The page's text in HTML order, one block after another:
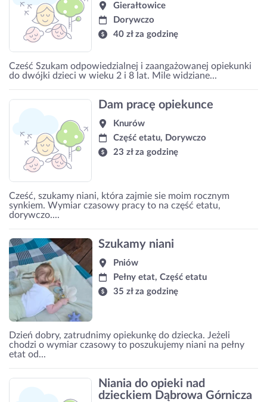
Gierałtowice
Dorywczo
40 zł za godzinę
Cześć Szukam odpowiedzialnej i zaangażowanej opiekunki
do dwójki dzieci w wieku 2 i 8 lat. Mile widziane...
Dam pracę opiekunce
Knurów
Część etatu, Dorywczo
23 zł za godzinę
Cześć, szukamy niani, która zajmie sie moim rocznym
synkiem. Wymiar czasowy pracy to na część etatu,
dorywczo....
Szukamy niani
Pniów
Pełny etat, Część etatu
35 zł za godzinę
Dzień dobry, zatrudnimy opiekunkę do dziecka. Jeżeli
chodzi o wymiar czasowy to poszukujemy niani na pełny
etat od...
Niania do opieki nad
dzieckiem Dąbrowa Górnicza